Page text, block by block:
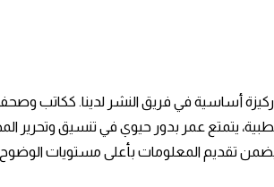
ركيزة أساسية في فريق النشر لدينا. ككاتب
الطبية، يتمتع عمر بدور حيوي في تنسيق
يضمن تقديم المعلومات بأعلى مستويات